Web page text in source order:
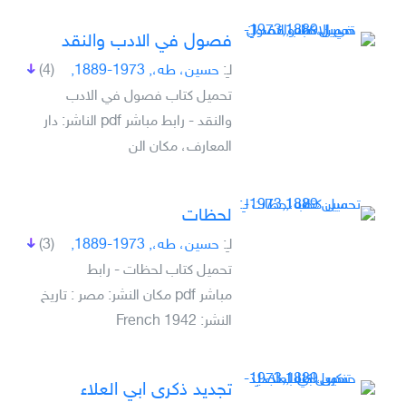
فصول في الادب والنقد
(4) لـِ: حسين، طه،, 1973-1889,
تحميل كتاب فصول في الادب
والنقد - رابط مباشر pdf الناشر: دار
المعارف، مكان الن
لحظات
(3) لـِ: حسين، طه،, 1973-1889,
تحميل كتاب لحظات - رابط
مباشر pdf مكان النشر: مصر : تاريخ
النشر: 1942 French
تجديد ذكرى ابي العلاء